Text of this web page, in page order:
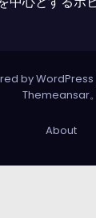
by WordPress
Themeansar。
About